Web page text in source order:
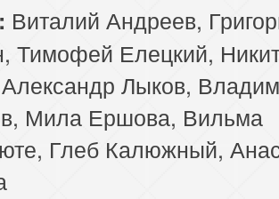
Виталий Андреев,
Тимофей Елецкий,
Лыков,
Мила Ершова, Вильма
Глеб Калюжный,